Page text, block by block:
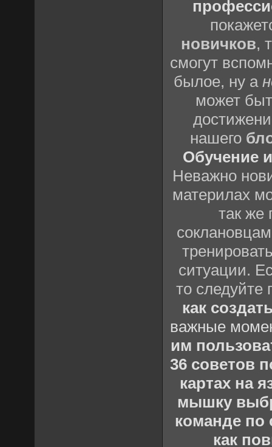
новичков,
смогут
былое, ну а
может
нашего
Обучение
Неважно
материлах
так же
ситуации.
то
как
важные
им
36 советов
картах на
мышку
команде по
как